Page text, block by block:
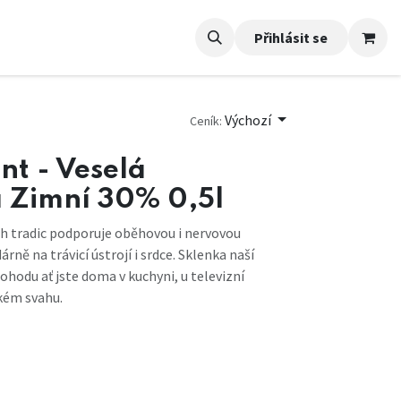
Přihlásit se
Ceník: Výchozí
- Veselá
Zimní 30% 0,5l
tradic podporuje oběhovou i nervovou
na trávicí ústrojí i srdce. Sklenka naší
ať jste doma v kuchyni, u televizní
svahu.